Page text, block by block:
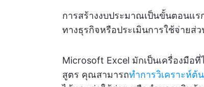
การสร้างงบประมาณเป็นขั้นตอนแ
ทางธุรกิจหรือประเมินการใช้จ่ายส่
Microsoft Excel มักเป็นเครื่องมือ
สูตร คุณสามารถทำการวิเคราะห์ต้